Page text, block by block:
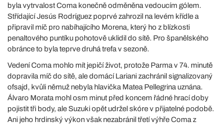
byla vytrvalost Coma konečně odměněna vedoucím gólem.
Střídající Jesús Rodríguez poprvé zahrozil na levém křídle a
připravil míč pro nabíhajícího Morena, který ho z blízkosti
penaltového puntíku pohotově uklidil do sítě. Pro španělského
obránce to byla teprve druhá trefa v sezoně.
Vedení Coma mohlo mít jepičí život, protože Parma v 74. minutě
dopravila míč do sítě, ale domácí Lariani zachránil signalizovaný
ofsajd, kvůli němuž nebyla hlavička Matea Pellegrina uznána.
Álvaro Morata mohl osm minut před koncem řádné hrací doby
pojistit tři body, ale Suzuki opět udržel skóre v přijatelné podobě.
Ani jeho hrdinský výkon však nezabránil třetí výhře Coma z